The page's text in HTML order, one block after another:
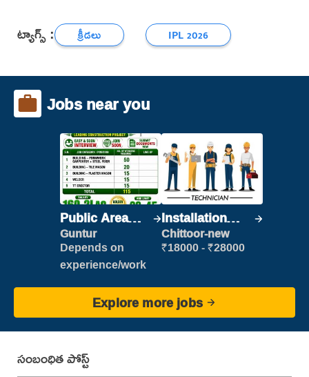
ట్యాగ్స్ : క్రీడలు IPL 2026
Jobs near you
Public Area
Cleaner
Guntur
Depends on
experience/work
Installation
Engineer/
Helper
Chittoor-new
₹18000 - ₹28000
Explore more jobs
సంబంధిత పోస్ట్